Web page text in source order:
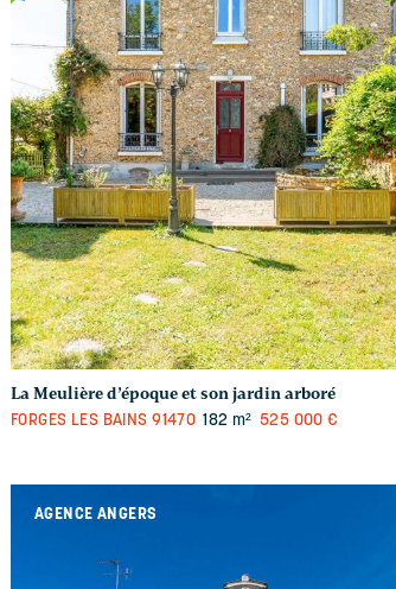
La Meulière d’époque et son jardin arboré
FORGES LES BAINS 91470 182 m² 525 000 €
AGENCE ANGERS